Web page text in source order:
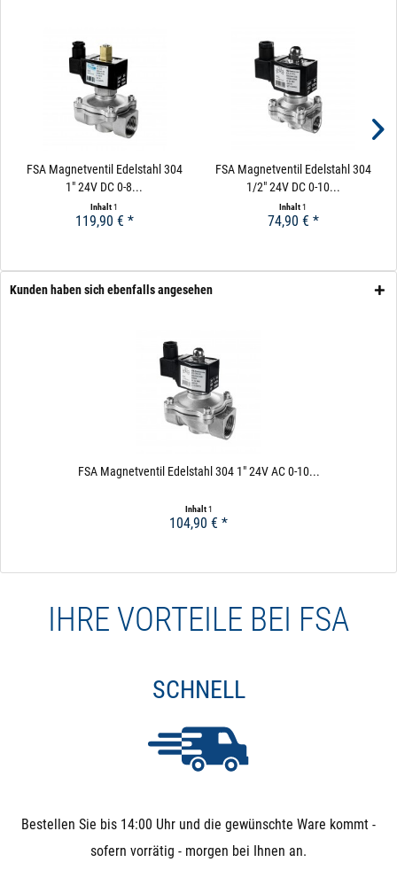
Magnetventile und die Ausschlusskriterien. Im nächsten
Abschnitt dann die Kriterien für und gegen elektrische
Kugelhähne.
schnelles Schalten: Magnetventil 50 Millisekunden
AUSSCHLUSSKRITERIEN FÜR
Wenn eines dieser Kriterien bei Ihnen kritisch ist, sollten
FSA Magnetventil Edelstahl 304
1" 24V DC 0-8...
Inhalt1
119,90 € *
FSA Magnetventil Edelstahl 304
1/2" 24V DC 0-10...
Inhalt1
74,90 € *
Kunden haben sich ebenfalls angesehen
FSA Magnetventil Edelstahl 304 1" 24V AC 0-10...
Inhalt1
104,90 € *
IHRE VORTEILE BEI FSA
SCHNELL
Bestellen Sie bis 14:00 Uhr und die gewünschte Ware kommt -
sofern vorrätig - morgen bei Ihnen an.